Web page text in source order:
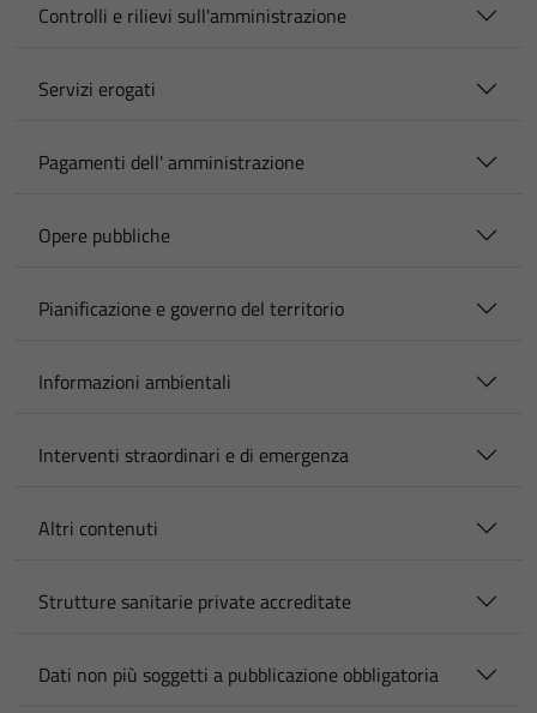
Controlli e rilievi sull'amministrazione
Servizi erogati
Pagamenti dell' amministrazione
Opere pubbliche
Pianificazione e governo del territorio
Informazioni ambientali
Interventi straordinari e di emergenza
Altri contenuti
Strutture sanitarie private accreditate
Dati non più soggetti a pubblicazione obbligatoria